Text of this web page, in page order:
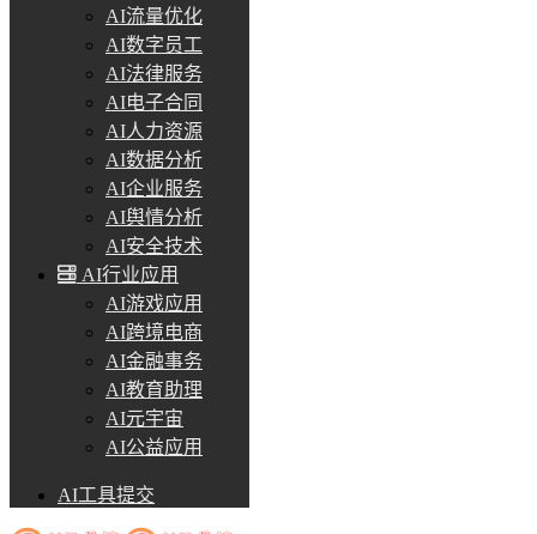
AI流量优化
AI数字员工
AI法律服务
AI电子合同
AI人力资源
AI数据分析
AI企业服务
AI舆情分析
AI安全技术
AI行业应用
AI游戏应用
AI跨境电商
AI金融事务
AI教育助理
AI元宇宙
AI公益应用
AI工具提交